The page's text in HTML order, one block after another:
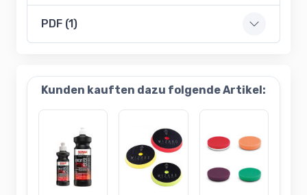
PDF (1)
Kunden kauften dazu folgende Artikel: